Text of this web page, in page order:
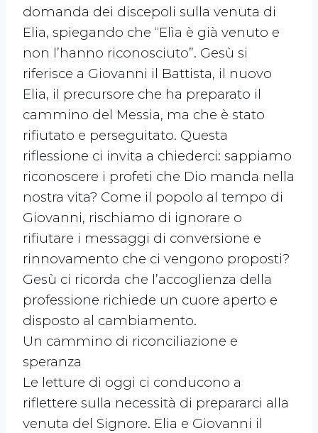
domanda dei discepoli sulla venuta di
Elia, spiegando che “Elìa è già venuto e
non l’hanno riconosciuto”. Gesù si
riferisce a Giovanni il Battista, il nuovo
Elia, il precursore che ha preparato il
cammino del Messia, ma che è stato
rifiutato e perseguitato. Questa
riflessione ci invita a chiederci: sappiamo
riconoscere i profeti che Dio manda nella
nostra vita? Come il popolo al tempo di
Giovanni, rischiamo di ignorare o
rifiutare i messaggi di conversione e
rinnovamento che ci vengono proposti?
Gesù ci ricorda che l’accoglienza della
professione richiede un cuore aperto e
disposto al cambiamento.
Un cammino di riconciliazione e
speranza
Le letture di oggi ci conducono a
riflettere sulla necessità di prepararci alla
venuta del Signore. Elia e Giovanni il